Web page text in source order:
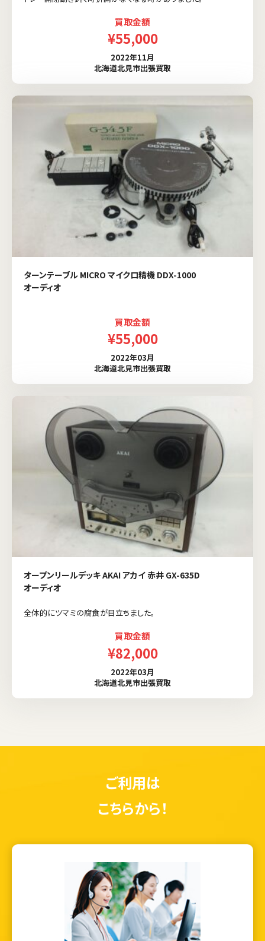
買取金額
¥55,000
2022年11月
北海道北見市出張買取
ターンテーブル MICRO マイクロ精機 DDX-1000
オーディオ
買取金額
¥55,000
2022年03月
北海道北見市出張買取
オープンリールデッキ AKAI アカイ 赤井 GX-635D
オーディオ
全体的にツマミの腐食が目立ちました。
買取金額
¥82,000
2022年03月
北海道北見市出張買取
ご利用は
こちらから！